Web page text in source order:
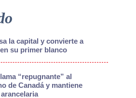
la capital y convierte a
su primer blanco
“repugnante” al
de Canadá y mantiene